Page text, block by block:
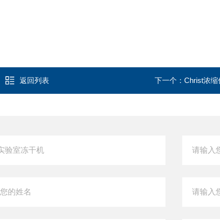
返回列表 下一个： Christ浓缩